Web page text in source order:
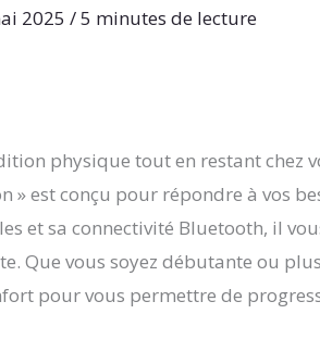
2025/5 minutes de lecture
physique tout en restant chez
est conçu pour répondre à vos
et sa connectivité Bluetooth, il
Que vous soyez débutante ou plus
pour vous permettre de